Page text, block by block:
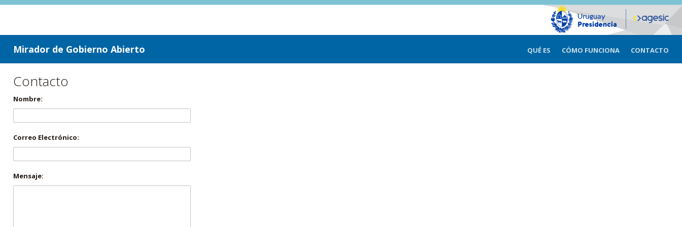
ir a contenido
ir al menú
Mirador de Gobierno Abierto QUÉ ES CÓMO FUNCIONA CONTACTO
Contacto
Nombre:
Correo Electrónico:
Mensaje: